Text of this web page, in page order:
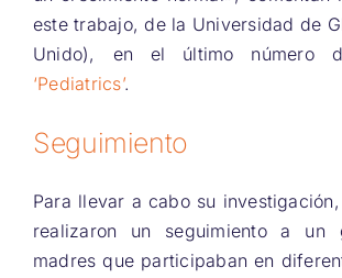
este trabajo, de la Universidad de
Unido), en el último número
‘Pediatrics’.
Seguimiento
Para llevar a cabo su
realizaron un seguimiento a un
madres que participaban en